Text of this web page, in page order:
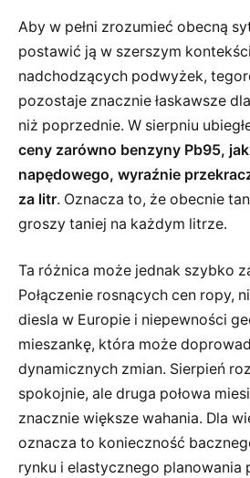
Aby w pełni zrozumieć obecną
postawić ją w szerszym
nadchodzących podwyżek,
pozostaje znacznie łaskawsze
niż poprzednie. W sierpniu
ceny zarówno benzyny Pb95,
napędowego, wyraźnie
za litr. Oznacza to, że obecnie
groszy taniej na każdym litrze.
Ta różnica może jednak szybko
Połączenie rosnących cen ropy,
diesla w Europie i niepewności
mieszankę, która może
dynamicznych zmian. Sierpień
spokojnie, ale druga połowa
znacznie większe wahania. Dla
oznacza to konieczność
rynku i elastycznego planowania